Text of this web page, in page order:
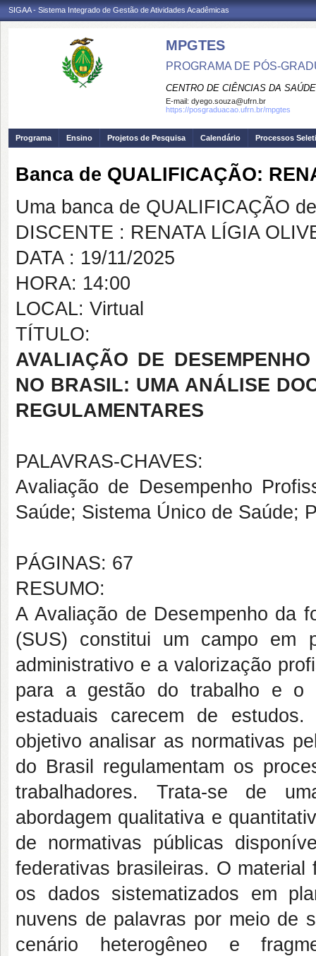
SIGAA - Sistema Integrado de Gestão de Atividades Acadêmicas
MPGTES
PROGRAMA DE PÓS-
CENTRO DE CIÊNCIAS DA SAÚDE
E-mail: dyego.souza@ufrn.br
https://posgraduacao.ufrn.br/mpgtes
Programa Ensino Projetos de Pesquisa Calendário Processos
Banca de QUALIFICAÇÃO:
Uma banca de QUALIFICAÇÃO
DISCENTE : RENATA LÍGIA
DATA : 19/11/2025
HORA: 14:00
LOCAL: Virtual
TÍTULO:
AVALIAÇÃO DE
NO BRASIL: UMA ANÁLISE
REGULAMENTARES
PALAVRAS-CHAVES:
Avaliação de Desempenho
Saúde; Sistema Único de Saúde;
PÁGINAS: 67
RESUMO:
A Avaliação de Desempenho da
(SUS) constitui um campo em
administrativo e a valorização
para a gestão do trabalho e o
estaduais carecem de
objetivo analisar as normativas
do Brasil regulamentam os
trabalhadores. Trata-se de
abordagem qualitativa e
de normativas públicas
federativas brasileiras. O
os dados sistematizados em
nuvens de palavras por meio de
cenário heterogêneo e